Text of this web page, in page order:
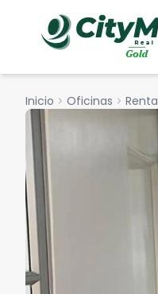
Inicio chevron_right Oficinas chevron_right Renta